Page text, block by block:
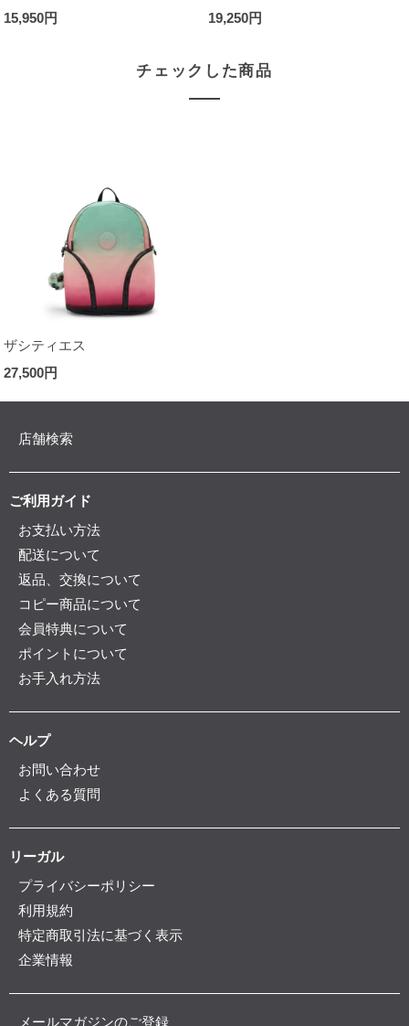
15,950円
19,250円
チェックした商品
ザシティエス
27,500円
店舗検索
ご利用ガイド
お支払い方法
配送について
返品、交換について
コピー商品について
会員特典について
ポイントについて
お手入れ方法
ヘルプ
お問い合わせ
よくある質問
リーガル
プライバシーポリシー
利用規約
特定商取引法に基づく表示
企業情報
メールマガジンのご登録